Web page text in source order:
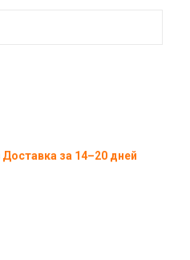
Доставка за 14–20 дней